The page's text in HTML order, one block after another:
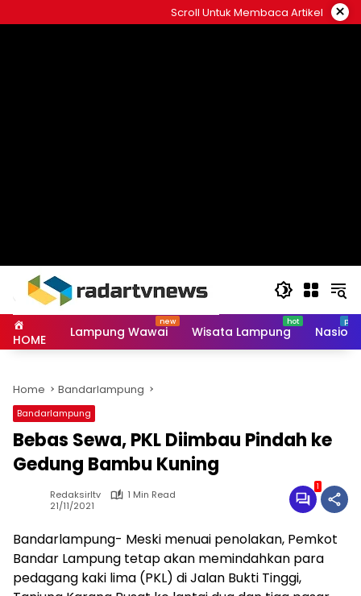
to
Scroll Untuk Membaca Artikel ×
HOME Lampung Wawai Wisata Lampung
Home Bandarlampung
Bandarlampung
Bebas Sewa, PKL Diimbau Pindah ke
Gedung Bambu Kuning
Redaksirltv
1 Min Read
21/11/2021
1
Bandarlampung- Meski menuai penolakan, Pemkot
Bandar Lampung tetap akan memindahkan para
pedagang kaki lima (PKL) di Jalan Bukti Tinggi,